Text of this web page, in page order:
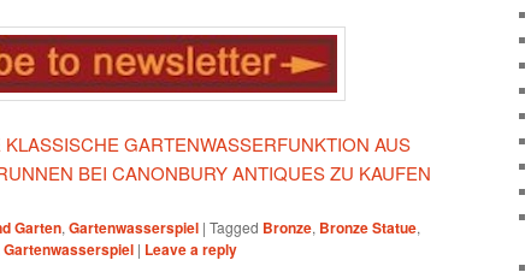
GARTENWASSERFUNKTION AUS
BEI CANONBURY ANTIQUES ZU KAUFEN
Garten, Gartenwasserspiel | Tagged Bronze, Bronze Statue,
Gartenwasserspiel | Leave a reply